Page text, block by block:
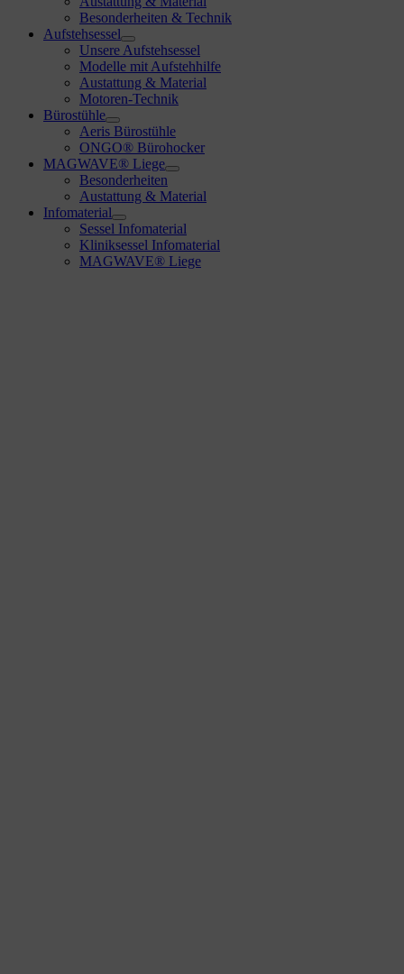
Besonderheiten & Technik
Aufstehsessel
Unsere Aufstehsessel
Modelle mit Aufstehhilfe
Austattung & Material
Motoren-Technik
Bürostühle
Aeris Bürostühle
ONGO® Bürohocker
MAGWAVE® Liege
Besonderheiten
Austattung & Material
Infomaterial
Sessel Infomaterial
Kliniksessel Infomaterial
MAGWAVE® Liege